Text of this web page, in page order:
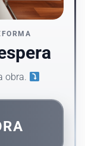
obra.